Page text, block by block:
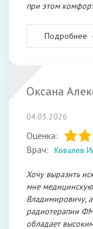
при этом
Подробнее
Оксана
04.03.2026
Оценка:
Врач:
Ковалев
Хочу выразить
мне
Владимировичу,
радиотерапии
обладает